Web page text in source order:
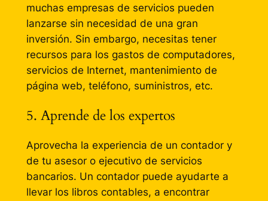
muchas empresas de servicios pueden
lanzarse sin necesidad de una gran
inversión. Sin embargo, necesitas tener
recursos para los gastos de computadores,
servicios de Internet, mantenimiento de
página web, teléfono, suministros, etc.
5. Aprende de los expertos
Aprovecha la experiencia de un contador y
de tu asesor o ejecutivo de servicios
bancarios. Un contador puede ayudarte a
llevar los libros contables, a encontrar